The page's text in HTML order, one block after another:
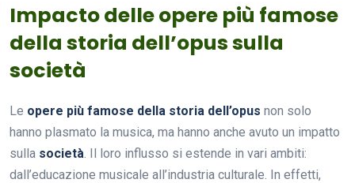
Impacto delle opere più famose
della storia dell’opus sulla
società
Le opere più famose della storia dell’opus non solo
hanno plasmato la musica, ma hanno anche avuto un impatto
sulla società. Il loro influsso si estende in vari ambiti:
dall’educazione musicale all’industria culturale. In effetti,